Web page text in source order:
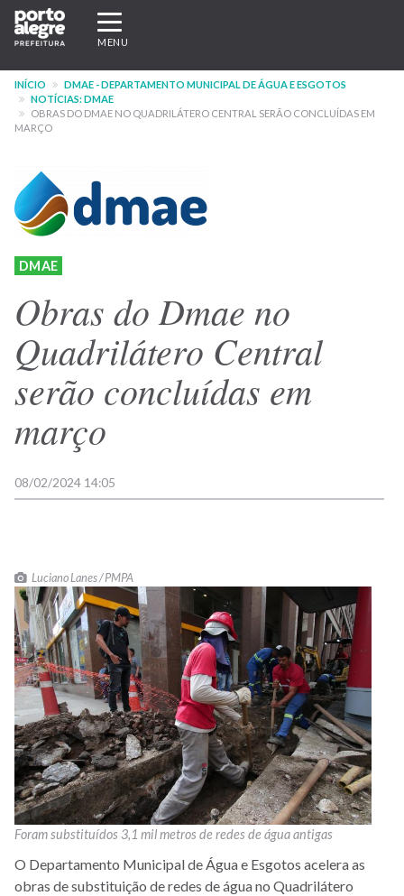
Pular
para
conteúdo
principal
Expandir/recolher
navegação
MENU
INÍCIO
DMAE - DEPARTAMENTO MUNICIPAL DE ÁGUA E ESGOTOS
NOTÍCIAS: DMAE
OBRAS DO DMAE NO QUADRILÁTERO CENTRAL SERÃO CONCLUÍDAS EM
MARÇO
DMAE
Obras do Dmae no
Quadrilátero Central
serão concluídas em
março
08/02/2024 14:05
Luciano Lanes / PMPA
Foram substituídos 3,1 mil metros de redes de água antigas
O Departamento Municipal de Água e Esgotos acelera as
obras de substituição de redes de água no Quadrilátero